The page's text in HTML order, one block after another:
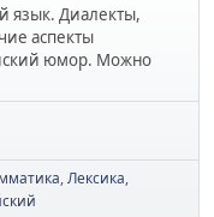
язык. Диалекты,
аспекты
юмор. Можно
Лексика